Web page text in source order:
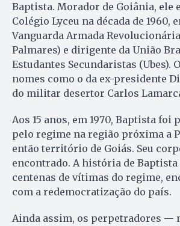
Baptista. Morador de Goiânia, ele
Colégio Lyceu na década de 1960,
Vanguarda Armada
Palmares) e dirigente da União
Estudantes Secundaristas (Ubes).
nomes como o da ex-presidente
do militar desertor Carlos
Aos 15 anos, em 1970, Baptista foi
pelo regime na região próxima a
então território de Goiás. Seu
encontrado. A história de Baptista
centenas de vítimas do regime,
com a redemocratização do país.
Ainda assim, os perpetradores —